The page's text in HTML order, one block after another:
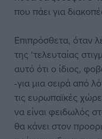
που πάει για
Επιπρόσθετα, όταν
της ‘τελευταίας
αυτό ότι ο ίδιος,
-για μια σειρά από
τις ευρωπαϊκές
να είναι φειδωλός
θα κάνει στον